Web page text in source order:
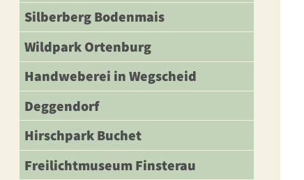
Silberberg Bodenmais
Wildpark Ortenburg
Handweberei in Wegscheid
Deggendorf
Hirschpark Buchet
Freilichtmuseum Finsterau